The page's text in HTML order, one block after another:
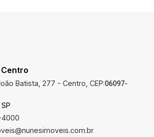
Batista, 277 - Centro, CEP:06097-
4000